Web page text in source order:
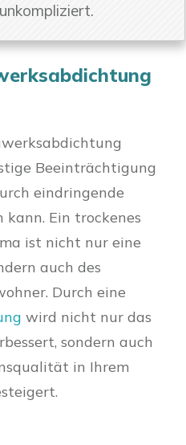
Beeinträchtigung
eindringende
Ein trockenes
ist nicht nur eine
auch des
Durch eine
wird nicht nur das
sondern auch
in Ihrem